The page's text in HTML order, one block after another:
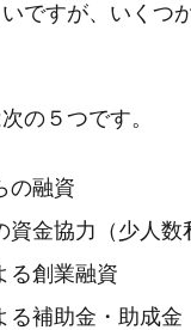
ですが、いくつ
の５つです。
の融資
資金協力（少人数
る創業融資
る補助金・助成金